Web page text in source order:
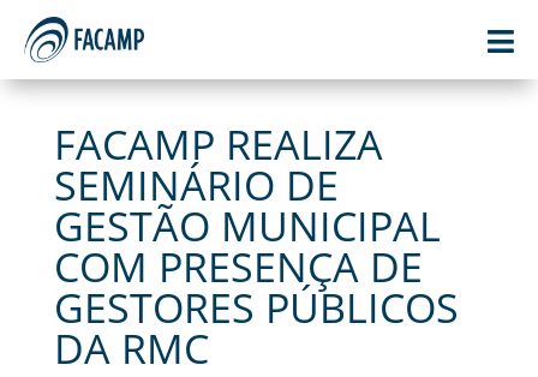

FACAMP REALIZA
SEMINÁRIO DE
GESTÃO MUNICIPAL
COM PRESENÇA DE
GESTORES PÚBLICOS
DA RMC